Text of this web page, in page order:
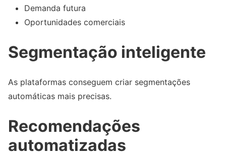
Demanda futura
Oportunidades comerciais
Segmentação inteligente
As plataformas conseguem criar segmentações
automáticas mais precisas.
Recomendações
automatizadas